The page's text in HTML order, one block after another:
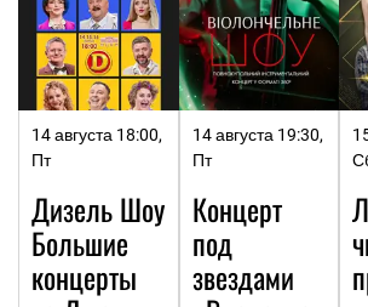
14 августа 18:00,
Пт
Дизель Шоу
Большие
концерты
14 августа 19:30,
Пт
Концерт
под
звездами